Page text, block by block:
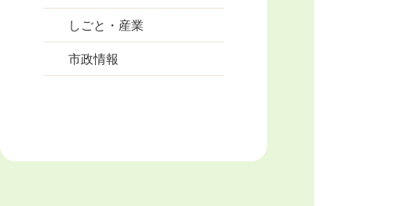
しごと・産業
市政情報